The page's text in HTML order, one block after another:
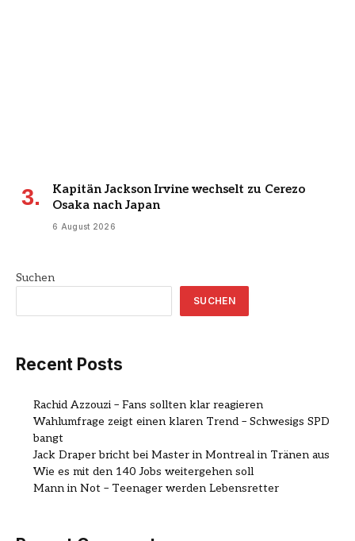
Kapitän Jackson Irvine wechselt zu Cerezo
Osaka nach Japan
6 August 2026
Suchen
SUCHEN
Recent Posts
Rachid Azzouzi – Fans sollten klar reagieren
Wahlumfrage zeigt einen klaren Trend – Schwesigs SPD
bangt
Jack Draper bricht bei Master in Montreal in Tränen aus
Wie es mit den 140 Jobs weitergehen soll
Mann in Not – Teenager werden Lebensretter